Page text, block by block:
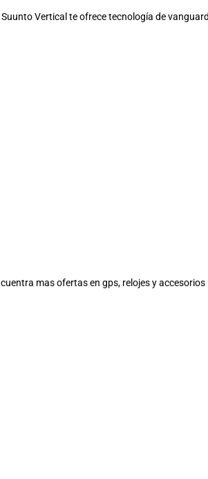
Vertical te ofrece tecnología de
masofertas en gps, relojes y accesorios